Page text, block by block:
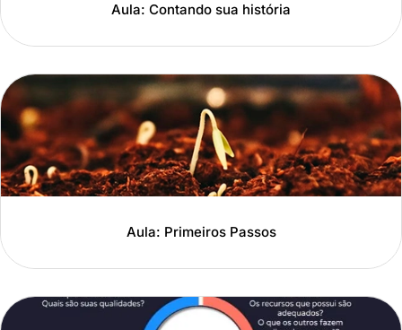
Aula: Contando sua história
Aula: Primeiros Passos